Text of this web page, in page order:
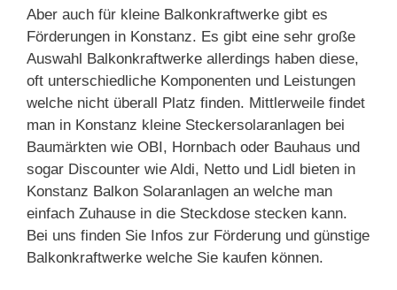
Aber auch für kleine Balkonkraftwerke gibt es
Förderungen in Konstanz. Es gibt eine sehr große
Auswahl Balkonkraftwerke allerdings haben diese,
oft unterschiedliche Komponenten und Leistungen
welche nicht überall Platz finden. Mittlerweile findet
man in Konstanz kleine Steckersolaranlagen bei
Baumärkten wie OBI, Hornbach oder Bauhaus und
sogar Discounter wie Aldi, Netto und Lidl bieten in
Konstanz Balkon Solaranlagen an welche man
einfach Zuhause in die Steckdose stecken kann.
Bei uns finden Sie Infos zur Förderung und günstige
Balkonkraftwerke welche Sie kaufen können.